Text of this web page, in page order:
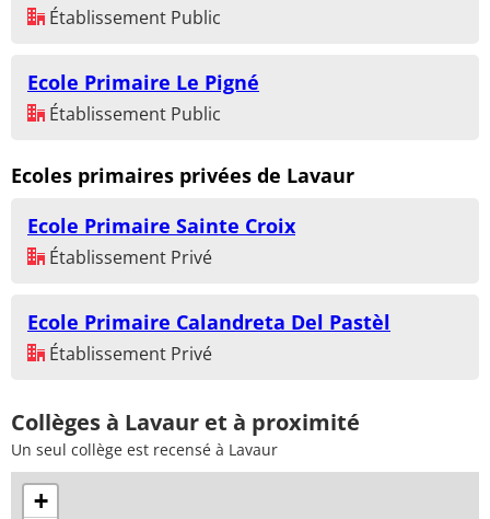
Établissement Public
Ecole Primaire Le Pigné
Établissement Public
Ecoles primaires privées de Lavaur
Ecole Primaire Sainte Croix
Établissement Privé
Ecole Primaire Calandreta Del Pastèl
Établissement Privé
Collèges à Lavaur et à proximité
Un seul collège est recensé à Lavaur
+